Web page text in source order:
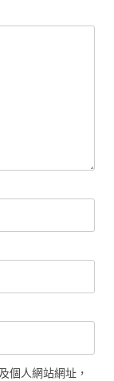
個人網站網址，